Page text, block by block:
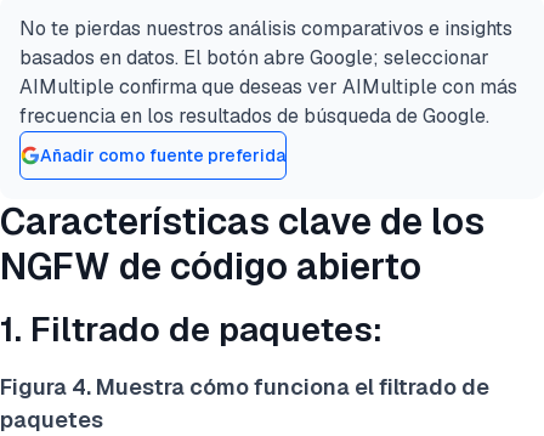
No te pierdas nuestros análisis comparativos e insights
basados en datos. El botón abre Google; seleccionar
AIMultiple confirma que deseas ver AIMultiple con más
frecuencia en los resultados de búsqueda de Google.
Añadir como fuente preferida
Características clave de los
NGFW de código abierto
1. Filtrado de paquetes:
Figura 4. Muestra cómo funciona el filtrado de
paquetes